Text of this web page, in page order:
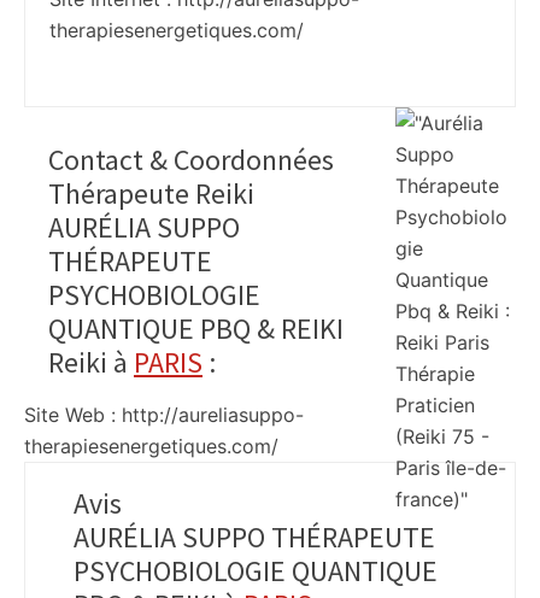
therapiesenergetiques.com/
Contact & Coordonnées
Thérapeute Reiki
AURÉLIA SUPPO
THÉRAPEUTE
PSYCHOBIOLOGIE
QUANTIQUE PBQ & REIKI
Reiki à PARIS :
Site Web : http://aureliasuppo-
therapiesenergetiques.com/
Avis
AURÉLIA SUPPO THÉRAPEUTE
PSYCHOBIOLOGIE QUANTIQUE